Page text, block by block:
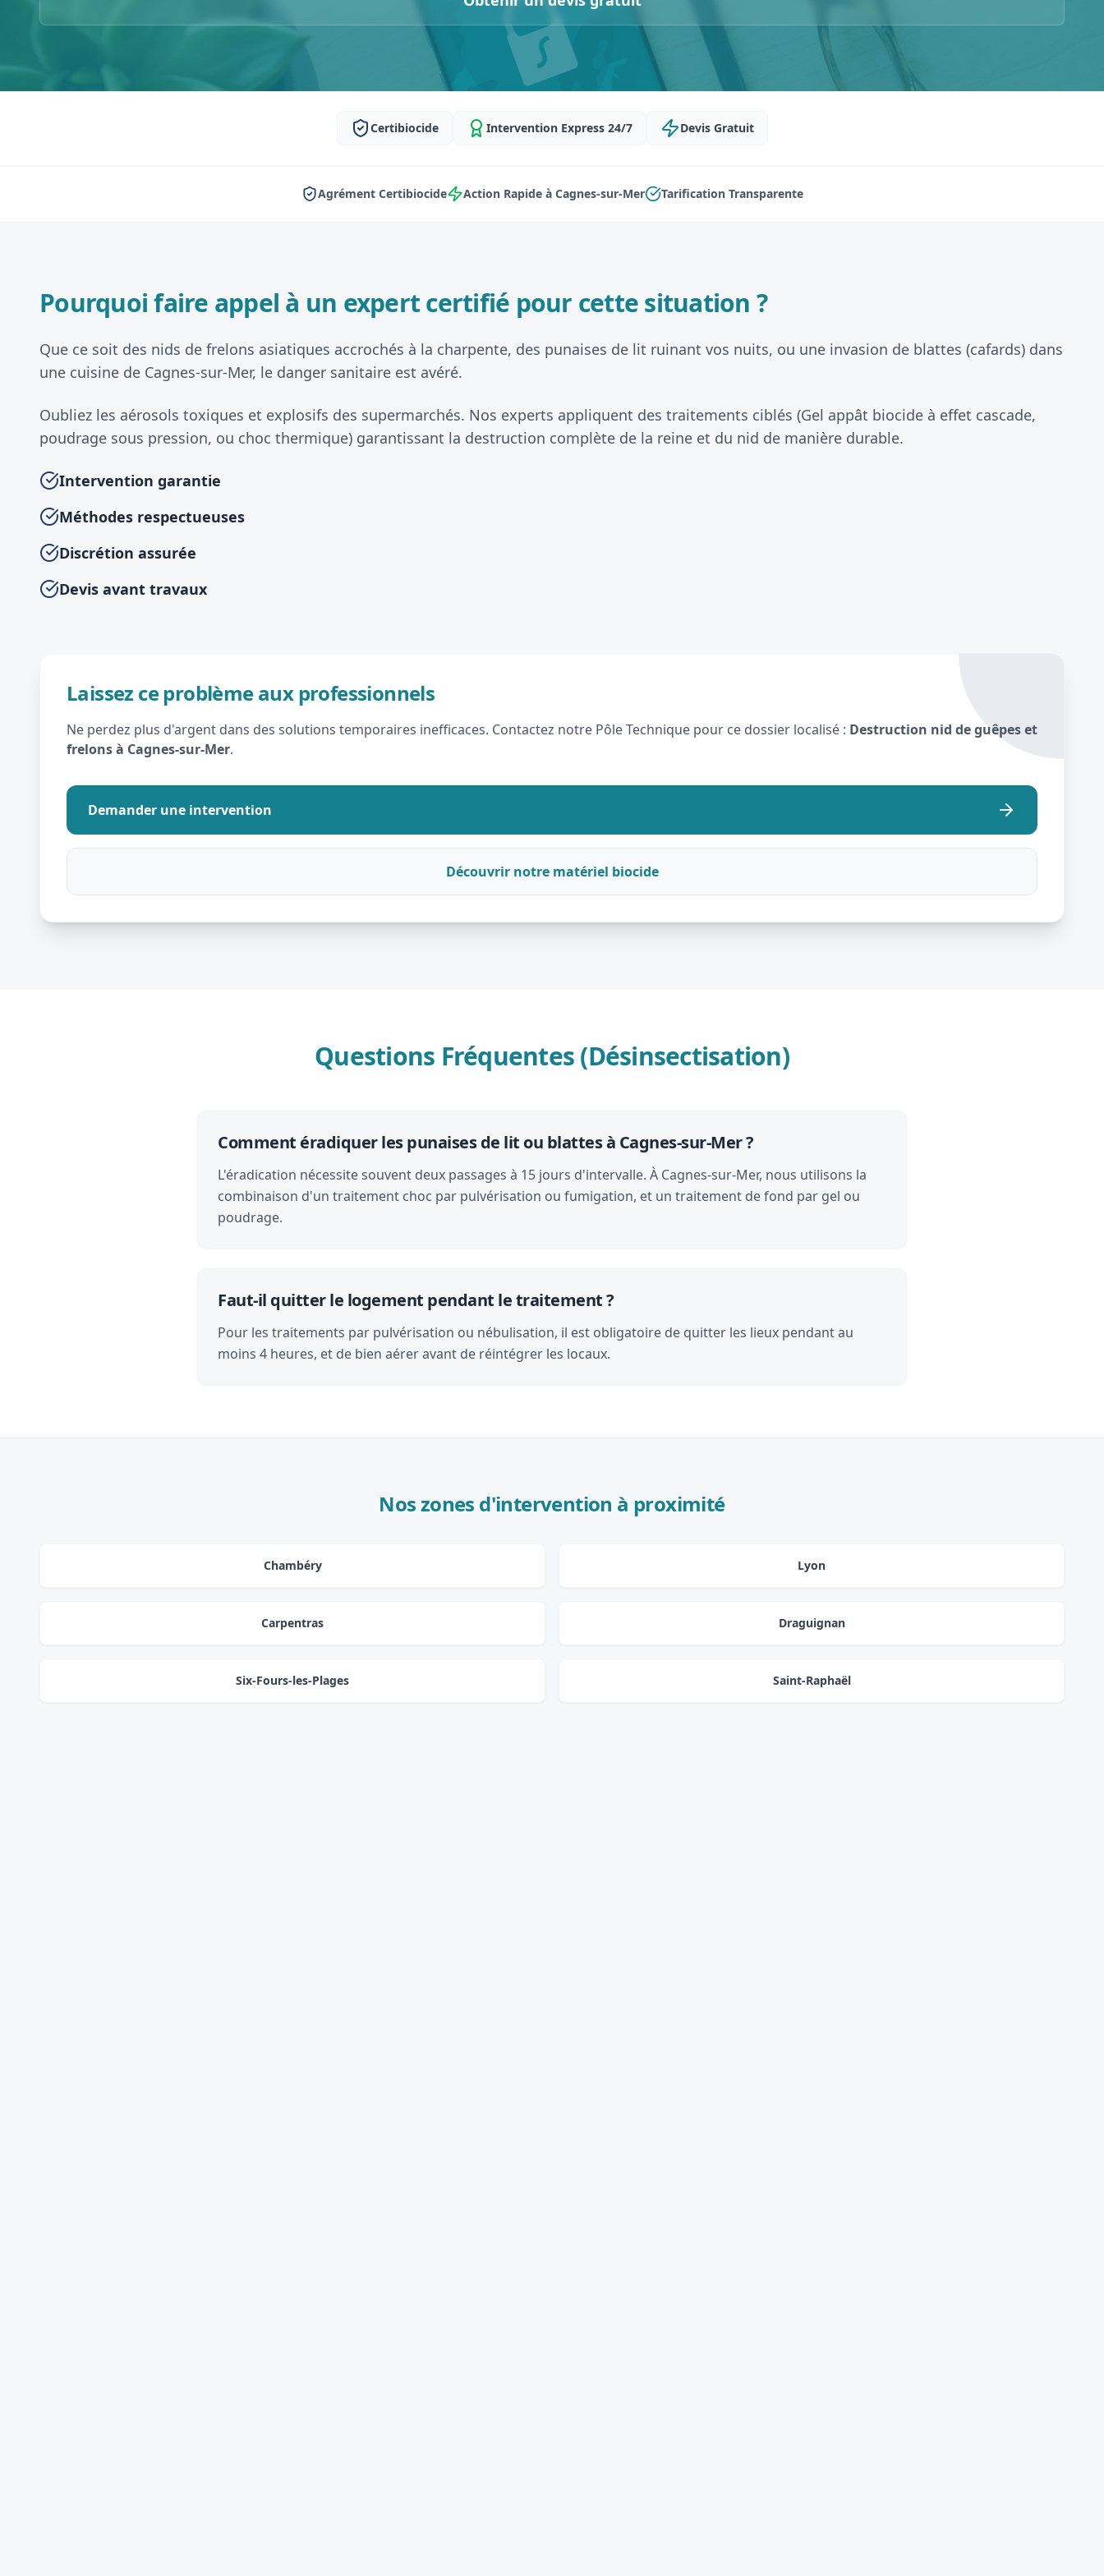
Certibiocide Intervention Express 24/7 Devis Gratuit
Agrément Certibiocide Action Rapide à Cagnes-sur-Mer Tarification Transparente
Pourquoi faire appel à un expert certifié pour cette situation ?
Que ce soit des nids de frelons asiatiques accrochés à la charpente, des punaises de lit ruinant vos nuits, ou une invasion de blattes (cafards) dans
une cuisine de Cagnes-sur-Mer, le danger sanitaire est avéré.
Oubliez les aérosols toxiques et explosifs des supermarchés. Nos experts appliquent des traitements ciblés (Gel appât biocide à effet cascade,
poudrage sous pression, ou choc thermique) garantissant la destruction complète de la reine et du nid de manière durable.
Intervention garantie
Méthodes respectueuses
Discrétion assurée
Devis avant travaux
Laissez ce problème aux professionnels
Ne perdez plus d'argent dans des solutions temporaires inefficaces. Contactez notre Pôle Technique pour ce dossier localisé : Destruction nid de guêpes et
frelons à Cagnes-sur-Mer.
Demander une intervention
Découvrir notre matériel biocide
Questions Fréquentes (Désinsectisation)
Comment éradiquer les punaises de lit ou blattes à Cagnes-sur-Mer ?
L'éradication nécessite souvent deux passages à 15 jours d'intervalle. À Cagnes-sur-Mer, nous utilisons la
combinaison d'un traitement choc par pulvérisation ou fumigation, et un traitement de fond par gel ou
poudrage.
Faut-il quitter le logement pendant le traitement ?
Pour les traitements par pulvérisation ou nébulisation, il est obligatoire de quitter les lieux pendant au
moins 4 heures, et de bien aérer avant de réintégrer les locaux.
Nos zones d'intervention à proximité
Chambéry Lyon
Carpentras Draguignan
Six-Fours-les-Plages Saint-Raphaël